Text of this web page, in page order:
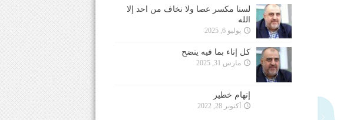
لسنا مكسر عصا ولا نخاف من احد إلا
الله
يوليو 6, 2025
كل إناء بما فيه ينضح
مارس 31, 2025
إتهام خطير
أكتوبر 28, 2022